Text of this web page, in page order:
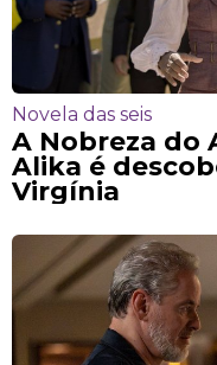
Novela das seis
A Nobreza do
Alika é
Virgínia